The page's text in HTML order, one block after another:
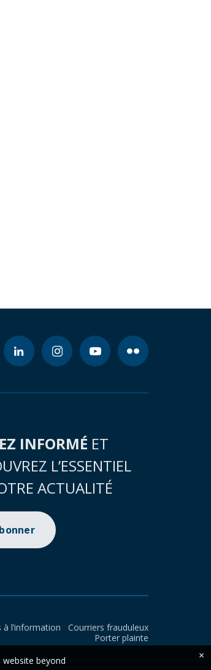
INFORMÉ ET
L’ESSENTIEL
ACTUALITÉ
à l’information
Courriers frauduleux
Porter plainte
beyond
×